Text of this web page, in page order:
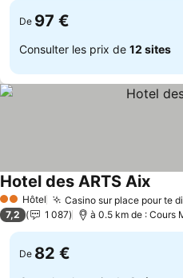
De 97 €
Consulter les prix de 12 sites
2 Étoiles
Hôtel Casino sur place pour te
Hotel des ARTS Aix
7,2 1 087 à 0.5 km de : Cours
De 82 €